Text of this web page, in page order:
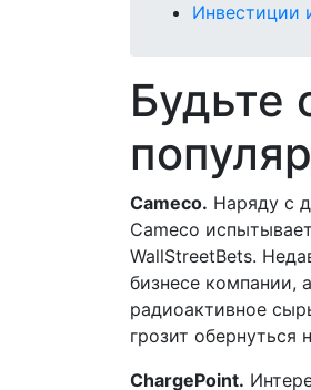
Инвестиции
Будьте
Cameco. Наряду с
Cameco
WallStreetBets.
бизнесе компании,
радиоактивное
грозит
ChargePoint.